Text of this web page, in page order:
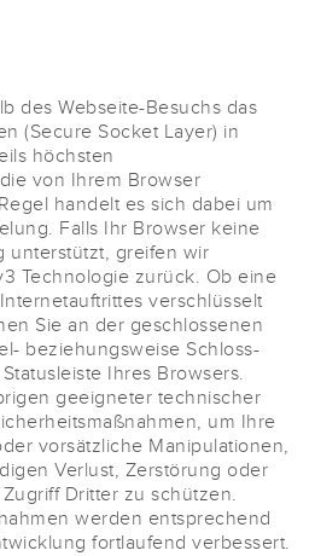
des Webseite-Besuchs das
(Secure Socket Layer) in
höchsten
von Ihrem Browser
handelt es sich dabei um
Falls Ihr Browser keine
unterstützt, greifen wir
Technologie zurück. Ob eine
verschlüsselt
Sie an der geschlossenen
beziehungsweise Schloss-
Ihres Browsers.
geeigneter technischer
um Ihre
vorsätzliche Manipulationen,
Verlust, Zerstörung oder
Dritter zu schützen.
werden entsprechend
fortlaufend verbessert.